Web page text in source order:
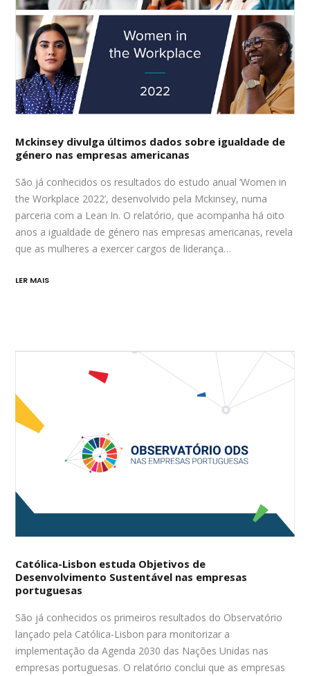
Mckinsey divulga últimos dados sobre igualdade de
género nas empresas americanas
São já conhecidos os resultados do estudo anual ‘Women in
the Workplace 2022’, desenvolvido pela Mckinsey, numa
parceria com a Lean In. O relatório, que acompanha há oito
anos a igualdade de género nas empresas americanas, revela
que as mulheres a exercer cargos de liderança…
LER MAIS
Católica-Lisbon estuda Objetivos de
Desenvolvimento Sustentável nas empresas
portuguesas
São já conhecidos os primeiros resultados do Observatório
lançado pela Católica-Lisbon para monitorizar a
implementação da Agenda 2030 das Nações Unidas nas
empresas portuguesas. O relatório conclui que as empresas